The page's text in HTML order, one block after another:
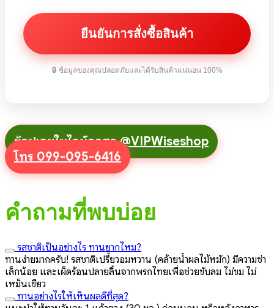
🔒 ข้อมูลของคุณปลอดภัยและได้รับสินค้าแน่นอน 100%
ช้อปเลยในไลน์ถูกสุด @VIPWiseshop
โทร 099-095-6416
คำถามที่พบบ่อย
รสชาติเป็นอย่างไร ทานยากไหม?
ทานง่ายมากครับ! รสชาติเปรี้ยวอมหวาน (คล้ายน้ำผลไม้หมัก) มีความซ่า
เล็กน้อย และเผ็ดร้อนปลายลิ้นจากพริกไทยเพื่อช่วยขับลม ไม่ขม ไม่
เหม็นเขียว
ทานอย่างไรให้เห็นผลดีที่สุด?